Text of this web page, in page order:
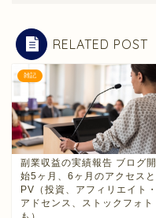
RELATED POST
雑記
副業収益の実績報告 ブログ開
始5ヶ月、6ヶ月のアクセスと
PV（投資、アフィリエイト・
アドセンス、ストックフォト